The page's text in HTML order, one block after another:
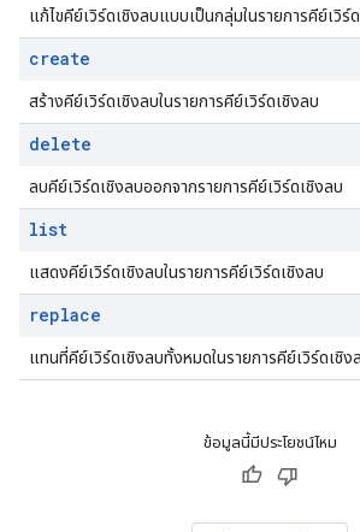
แก้ไขคีย์เวิร์ดเชิงลบแบบเป็นกลุ่มในรายการคีย์เวิร์
create
สร้างคีย์เวิร์ดเชิงลบในรายการคีย์เวิร์ดเชิงลบ
delete
ลบคีย์เวิร์ดเชิงลบออกจากรายการคีย์เวิร์ดเชิงลบ
list
แสดงคีย์เวิร์ดเชิงลบในรายการคีย์เวิร์ดเชิงลบ
replace
แทนที่คีย์เวิร์ดเชิงลบทั้งหมดในรายการคีย์เวิร์ดเชิง
ข้อมูลนี้มีประโยชน์ไหม